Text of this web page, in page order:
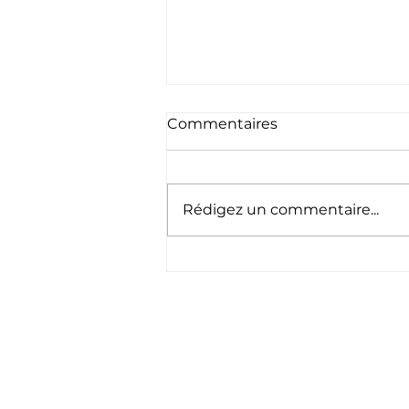
Commentaires
Rédigez un commentaire...